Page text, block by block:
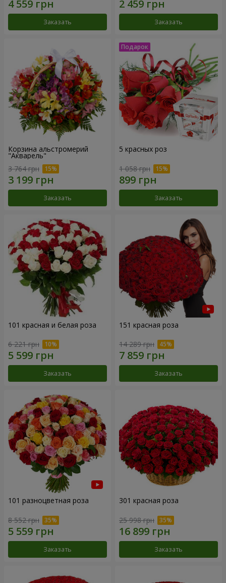
Заказать Заказать
Корзина альстромерий
"Акварель"
3 764 грн
Заказать
5 красных роз
1 058 грн
Заказать
101 красная и белая роза
6 221 грн
Заказать
151 красная роза
14 289 грн
Заказать
101 разноцветная роза
8 552 грн
Заказать
301 красная роза
25 998 грн
Заказать